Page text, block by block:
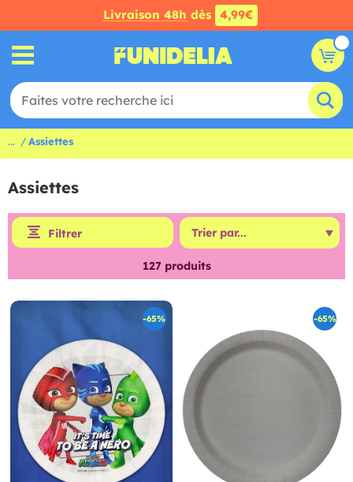
Livraison 48h dès 4,99€
... Assiettes
Assiettes
Filtrer
127 produits
-65% -65%